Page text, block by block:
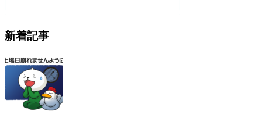
新着記事